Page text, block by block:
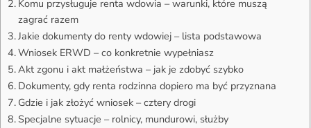
Komu przysługuje renta wdowia – warunki, które muszą
zagrać razem
Jakie dokumenty do renty wdowiej – lista podstawowa
Wniosek ERWD – co konkretnie wypełniasz
Akt zgonu i akt małżeństwa – jak je zdobyć szybko
Dokumenty, gdy renta rodzinna dopiero ma być przyznana
Gdzie i jak złożyć wniosek – cztery drogi
Specjalne sytuacje – rolnicy, mundurowi, służby